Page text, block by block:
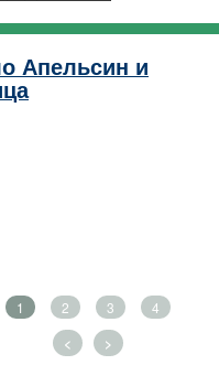
Апельсин и
1 2 3 4
< >